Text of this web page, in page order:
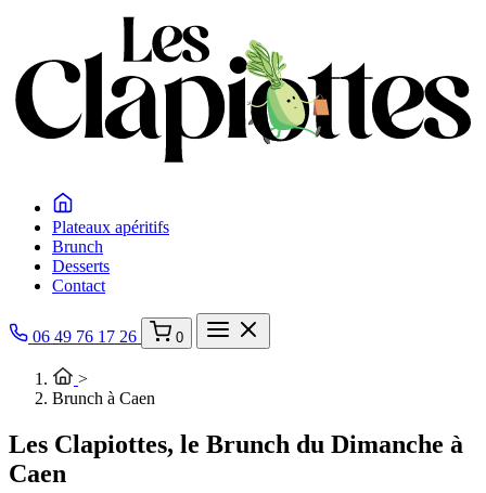
Plateaux apéritifs
Brunch
Desserts
Contact
06 49 76 17 26 0
>
Brunch à Caen
Les Clapiottes, le Brunch du Dimanche à
Caen